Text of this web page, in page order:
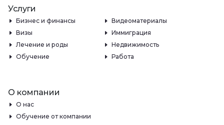
Услуги
Бизнес и финансы
Видеоматериалы
Визы
Иммиграция
Лечение и роды
Недвижимость
Обучение
Работа
О компании
О нас
Обучение от компании